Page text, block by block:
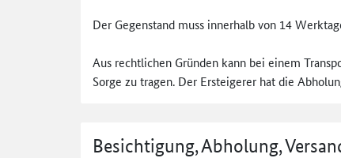
Der Gegenstand muss innerhalb von 14
Aus rechtlichen Gründen kann bei einem
Sorge zu tragen. Der Ersteigerer hat die
Besichtigung, Abholung,